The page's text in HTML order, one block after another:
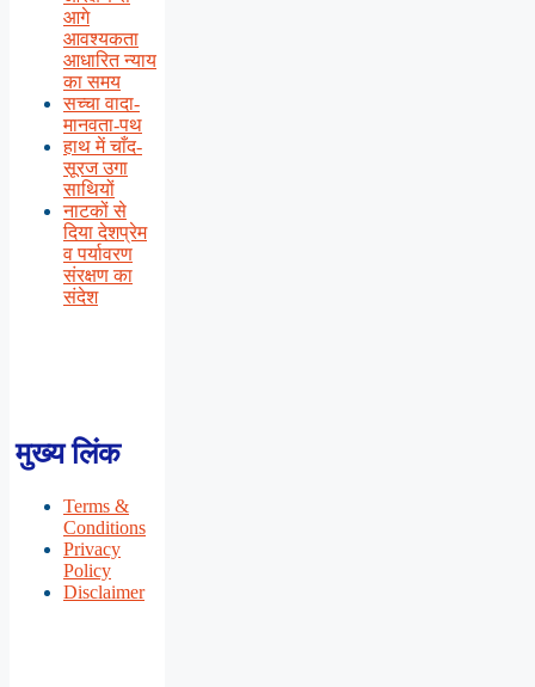
आगे
आवश्यकता
आधारित न्याय
का समय
सच्चा वादा-
मानवता-पथ
हाथ में चाँद-
सूरज उगा
साथियों
नाटकों से
दिया देशप्रेम
व पर्यावरण
संरक्षण का
संदेश
मुख्य लिंक
Terms &
Conditions
Privacy
Policy
Disclaimer